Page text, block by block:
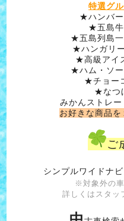
特選グ
★ハンバー
★五島牛
★五島列島
★ハンガリ
★高級アイ
★ハム・ソ
★チョー
★なつ
みかんストレ
お好きな商品
ご
シンプルワイドナビ
※対象外の車
詳しくはスタッ